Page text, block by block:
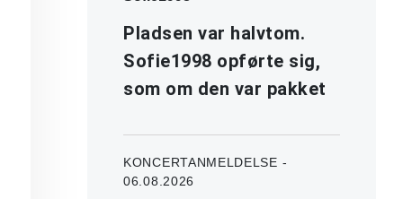
Pladsen var halvtom.
Sofie1998 opførte sig,
som om den var pakket
KONCERTANMELDELSE -
06.08.2026